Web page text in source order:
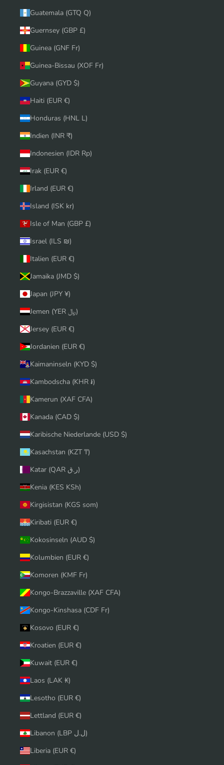
Guatemala (GTQ Q)
Guernsey (GBP £)
Guinea (GNF Fr)
Guinea-Bissau (XOF Fr)
Guyana (GYD $)
Haiti (EUR €)
Honduras (HNL L)
Indien (INR ₹)
Indonesien (IDR Rp)
Irak (EUR €)
Irland (EUR €)
Island (ISK kr)
Isle of Man (GBP £)
Israel (ILS ₪)
Italien (EUR €)
Jamaika (JMD $)
Japan (JPY ¥)
Jemen (YER ﷼)
Jersey (EUR €)
Jordanien (EUR €)
Kaimaninseln (KYD $)
Kambodscha (KHR ៛)
Kamerun (XAF CFA)
Kanada (CAD $)
Karibische Niederlande (USD $)
Kasachstan (KZT ₸)
Katar (QAR ر.ق)
Kenia (KES KSh)
Kirgisistan (KGS som)
Kiribati (EUR €)
Kokosinseln (AUD $)
Kolumbien (EUR €)
Komoren (KMF Fr)
Kongo-Brazzaville (XAF CFA)
Kongo-Kinshasa (CDF Fr)
Kosovo (EUR €)
Kroatien (EUR €)
Kuwait (EUR €)
Laos (LAK ₭)
Lesotho (EUR €)
Lettland (EUR €)
Libanon (LBP ل.ل)
Liberia (EUR €)